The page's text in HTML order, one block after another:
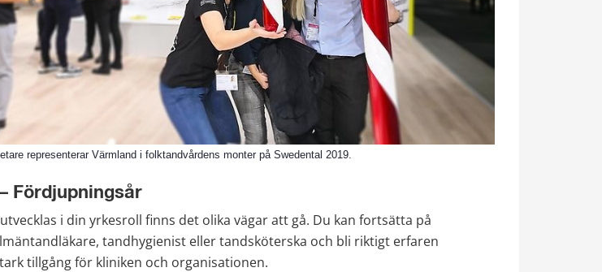
representerar Värmland i folktandvårdens monter på Swedental 2019.
Fördjupningsår
i din yrkesroll finns det olika vägar att gå. Du kan fortsätta på
tandhygienist eller tandsköterska och bli riktigt erfaren
tillgång för kliniken och organisationen.